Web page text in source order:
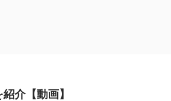
介【動画】